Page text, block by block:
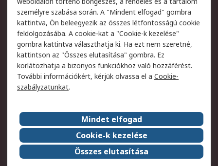
Jogi
Adatvédelmi
szabályzat
Az RS értékesítési
feltételei
Cookie szabályzat
Email biztonság
Webhelyre vonatkozó
feltételek
Weboldal felhasználói
szabályzata
Képviseletek
Rólunk
Vállalatcsoport
Karrier
Díjak és elismerések
ESG globális célok
személyre szabása során. A "Mindent elfogad" gombra
kattintva, Ön beleegyezik az összes létfontosságú cookie
feldolgozásába. A cookie-kat a "Cookie-k kezelése"
gombra kattintva választhatja ki. Ha ezt nem szeretné,
kattintson az "Összes elutasítása" gombra. Ez
korlátozhatja a bizonyos funkciókhoz való hozzáférést.
További információkért, kérjük olvassa el a Cookie-
szabályzatunkat.
Mindet elfogad
Cookie-k kezelése
Összes elutasítása